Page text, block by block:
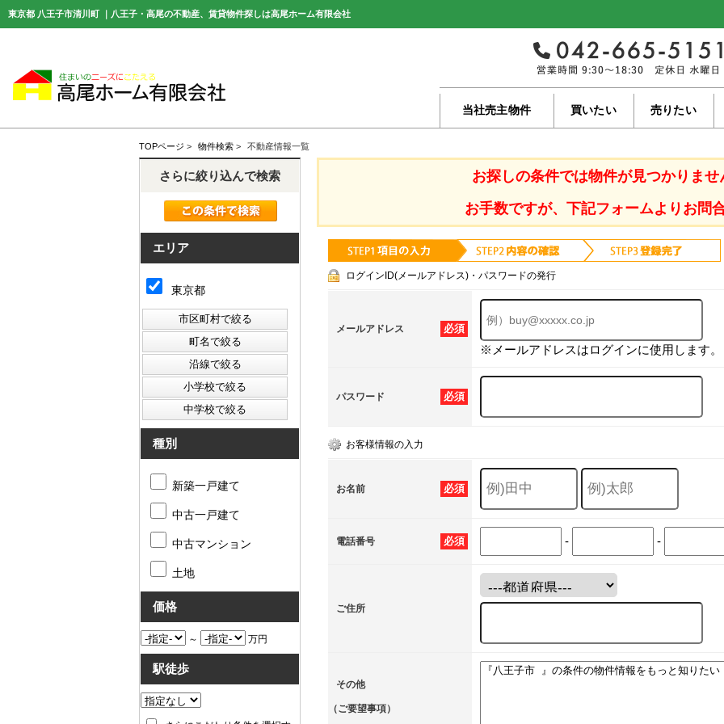
東京都 八王子市清川町 ｜八王子・高尾の不動産、賃貸物件探しは高尾ホーム有限会社
当社売主物件 買いたい 売りたい
TOPページ > 物件検索 > 不動産情報一覧
お探しの条件では物件が見つかりませ
お手数ですが、下記フォームよりお問
ログインID(メールアドレス)・パスワードの発行
必須
メールアドレス
※メールアドレスはログインに使用します。
必須
パスワード
お客様情報の入力
必須
お名前
必須
電話番号 - -
ご住所
その他
（ご要望事項）
さらに絞り込んで検索
エリア
東京都
種別
新築一戸建て
中古一戸建て
中古マンション
土地
価格
～ 万円
駅徒歩